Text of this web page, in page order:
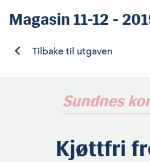
Magasin 11-12 -
Tilbake til utgaven
Sundnes
Kjøttfri